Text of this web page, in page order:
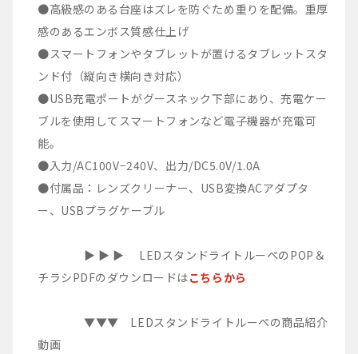
●高級感のある台座はズレを防ぐため重りを配備。重厚
感のあるエンボス質感仕上げ
●スマートフォンやタブレットが置けるタブレットスタ
ンド付（縦向き横向き対応）
●USB充電ポートがグースネック下部にあり、充電ケー
ブルを使用してスマートフォンなど電子機器が充電可
能。
●入力/AC100V−240V、出力/DC5.0V/1.0A
●付属品：レンズクリーナー、USB変換ACアダプタ
ー、USBプラグケーブル
▶︎ ▶︎ ▶︎ LEDスタンドライトルーペのPOP＆
チラシPDFのダウンロードはこちらから
▼▼▼ LEDスタンドライトルーペの商品紹介
動画